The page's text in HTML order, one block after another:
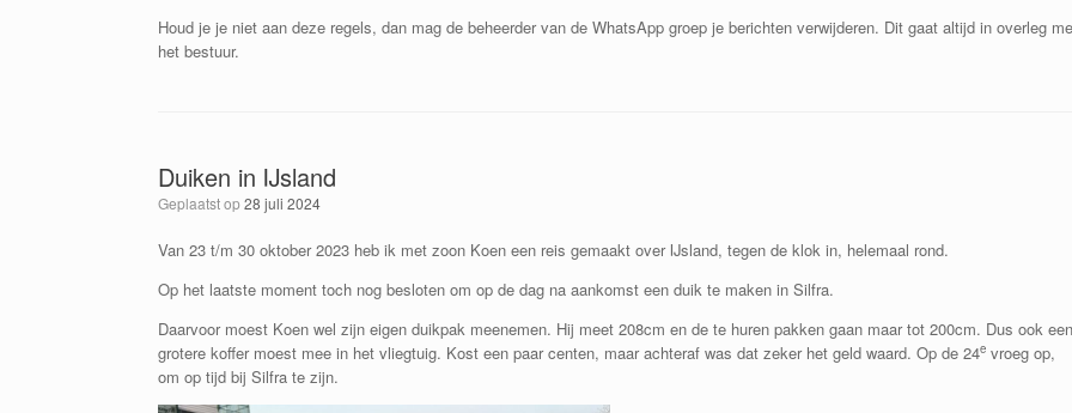
Houd je je niet aan deze regels, dan mag de beheerder van de WhatsApp groep je berichten verwijderen. Dit gaat altijd in overleg
het bestuur.
Duiken in IJsland
Geplaatst op28 juli 2024
Van 23 t/m 30 oktober 2023 heb ik met zoon Koen een reis gemaakt over IJsland, tegen de klok in, helemaal rond.
Op het laatste moment toch nog besloten om op de dag na aankomst een duik te maken in Silfra.
Daarvoor moest Koen wel zijn eigen duikpak meenemen. Hij meet 208cm en de te huren pakken gaan maar tot 200cm. Dus ook een
grotere koffer moest mee in het vliegtuig. Kost een paar centen, maar achteraf was dat zeker het geld waard. Op de 24e vroeg op,
om op tijd bij Silfra te zijn.